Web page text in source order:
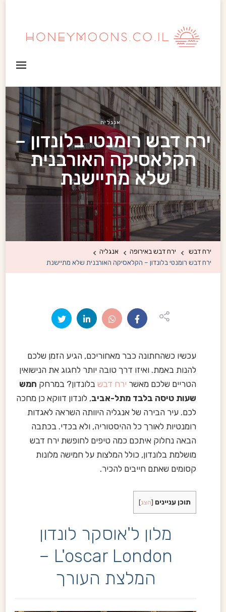
אנגליה
ירח דבש רומנטי בלונדון –
הקלאסיקה האורבנית
שלא מתיישנת
ירח דבש ירח דבש באירופה
אנגליה
ירח דבש רומנטי בלונדון – הקלאסיקה האורבנית שלא מתיישנת
עכשיו כשהחתונה כבר מאחוריכם, הגיע הזמן שלכם
להנות באמת. ואיזו דרך טובה יותר לחגוג את הנישואין
הטריים שלכם מאשר ירח דבש בלונדון? במרחק חמש
שעות טיסה בלבד מתל-אביב, לונדון דווקא כן מחכה
לכם. עיר הבירה של אנגליה היוותה השראה לאגדות
רומנטיות לאורך כל ההיסטוריה, ולא בכדי. בכתבה
הבאה נחלוק איתכם כמה טיפים לחופשת ירח דבש
מושלמת בלונדון, כולל המלצות על חמישה מלונות
קסומים שאתם חייבים להכיר.
תוכן עניינים [הצג]
מלון ל'אוסקר לונדון
L'oscar London –
המלצת העורך